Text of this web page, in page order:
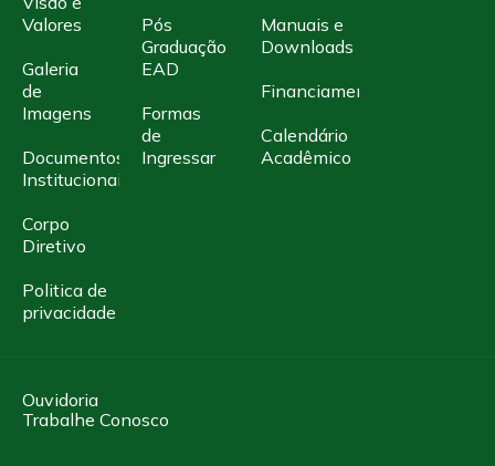
Valores
Galeria
de
Imagens
Documentos
Institucionais
Corpo
Diretivo
Politica de
privacidade
Pós
Graduação
EAD
Formas
de
Ingressar
Manuais e
Downloads
Financiamento
Calendário
Acadêmico
Ouvidoria
Trabalhe Conosco